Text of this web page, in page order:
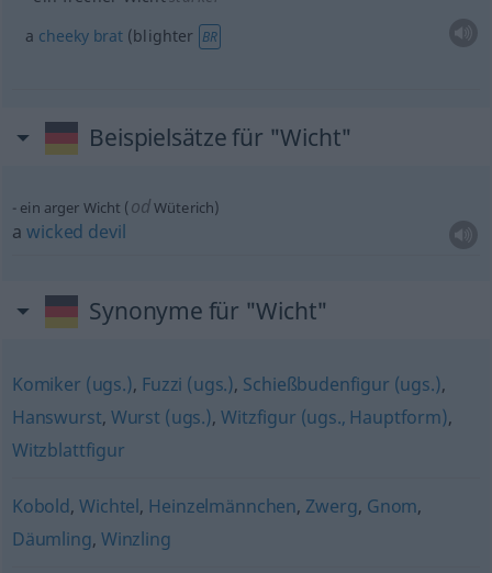
a cheeky brat (blighter BR
Beispielsätze für "Wicht"
ein arger Wicht (odWüterich)
awicked devil
Synonyme für "Wicht"
Komiker (ugs.), Fuzzi (ugs.), Schießbudenfigur (ugs.),
Hanswurst, Wurst (ugs.),Witzfigur (ugs., Hauptform),
Witzblattfigur
Kobold,Wichtel, Heinzelmännchen, Zwerg, Gnom,
Däumling, Winzling